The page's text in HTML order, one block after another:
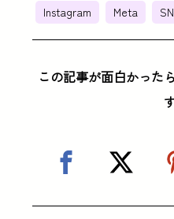
Instagram Meta
この記事が面白かった